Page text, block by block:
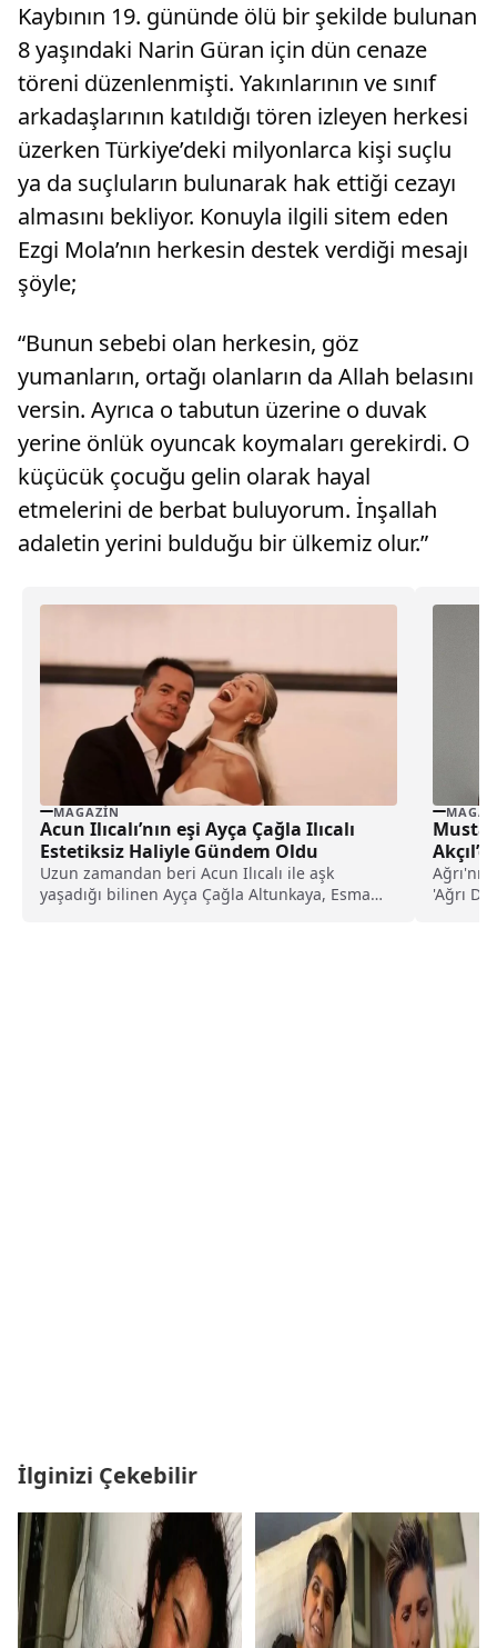
Kaybının 19. gününde ölü bir şekilde bulunan
8 yaşındaki Narin Güran için dün cenaze
töreni düzenlenmişti. Yakınlarının ve sınıf
arkadaşlarının katıldığı tören izleyen herkesi
üzerken Türkiye’deki milyonlarca kişi suçlu
ya da suçluların bulunarak hak ettiği cezayı
almasını bekliyor. Konuyla ilgili sitem eden
Ezgi Mola’nın herkesin destek verdiği mesajı
şöyle;
“Bunun sebebi olan herkesin, göz
yumanların, ortağı olanların da Allah belasını
versin. Ayrıca o tabutun üzerine o duvak
yerine önlük oyuncak koymaları gerekirdi. O
küçücük çocuğu gelin olarak hayal
etmelerini de berbat buluyorum. İnşallah
adaletin yerini bulduğu bir ülkemiz olur.”
MAGAZIN
Acun Ilıcalı’nın eşi Ayça Çağla Ilıcalı
Estetiksiz Haliyle Gündem Oldu
Uzun zamandan beri Acun Ilıcalı ile aşk
yaşadığı bilinen Ayça Çağla Altunkaya, Esma
'Ağrı
İlginizi Çekebilir